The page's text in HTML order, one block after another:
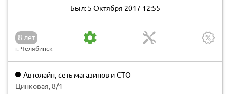
Был: 5 Октября 2017 12:55
8 лет
г. Челябинск
Автолайн, сеть магазинов и СТО
Цинковая, 8/1